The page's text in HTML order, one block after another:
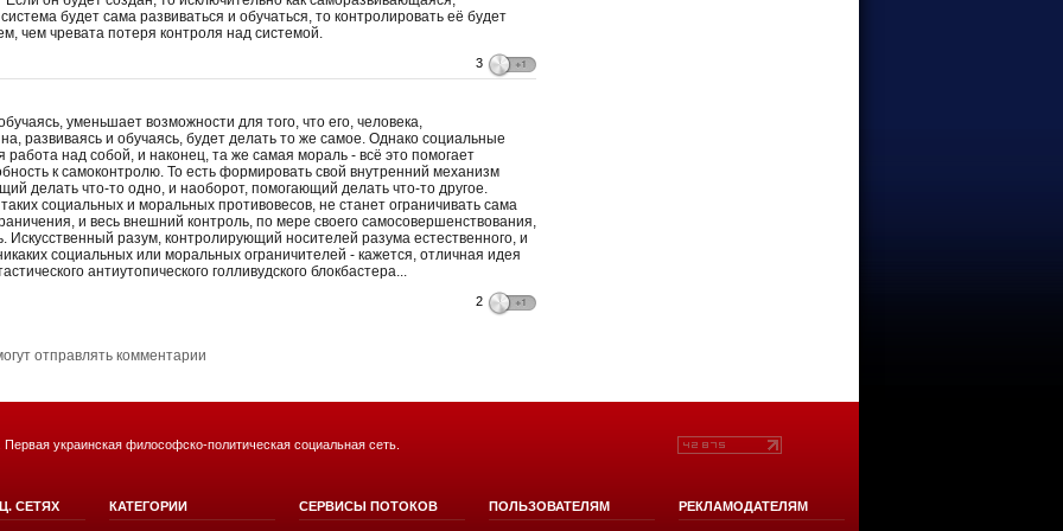
+1
+1
+1
будет сама развиваться и обучаться, то контролировать её будет
чем чревата потеря контроля над системой.
3
уменьшает возможности для того, что его, человека,
развиваясь и обучаясь, будет делать то же самое. Однако социальные
над собой, и наконец, та же самая мораль - всё это помогает
к самоконтролю. То есть формировать свой внутренний механизм
делать что-то одно, и наоборот, помогающий делать что-то другое.
социальных и моральных противовесов, не станет ограничивать сама
и весь внешний контроль, по мере своего самосовершенствования,
Искусственный разум, контролирующий носителей разума естественного, и
социальных или моральных ограничителей - кажется, отличная идея
антиутопического голливудского блокбастера...
2
отправлять комментарии
украинская философско-политическая социальная сеть.
СЕТЯХ КАТЕГОРИИ СЕРВИСЫ ПОТОКОВ ПОЛЬЗОВАТЕЛЯМ РЕКЛАМОДАТЕЛЯМ